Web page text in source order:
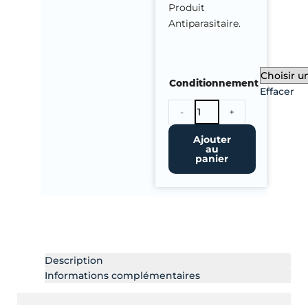
Produit
Antiparasitaire.
Conditionnement
Effacer
-
de
Alparex
Colombo
Antiparasite
+
Ajouter
au
panier
Description
Informations complémentaires